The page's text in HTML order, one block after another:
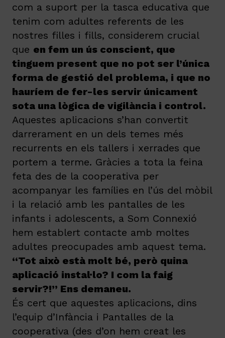
com a suport per la tasca educativa que
tenim com adultes referents de les
nostres filles i fills, considerem crucial
que en fem un ús conscient, que
tinguem present que no pot ser l’única
forma de gestió del problema, i que no
hauríem de fer-les servir únicament
sota una lògica de vigilància i control.
Aquestes aplicacions s’han convertit
darrerament en un dels temes més
recurrents en els tallers i xerrades que
portem a terme. Gràcies a tota la feina
feta des de la cooperativa per
acompanyar les famílies en l’ús del mòbil
i la relació amb les pantalles de les
infants i adolescents, a Som Connexió
hem establert contacte amb moltes
adultes preocupades amb aquest tema.
“Tot això està molt bé, però quina
aplicació instal·lo? I com la faig
servir?!” Ens demaneu.
És cert que aquestes aplicacions, dins
l’equip d’Infància i Pantalles de la
cooperativa (des d’on hem creat les